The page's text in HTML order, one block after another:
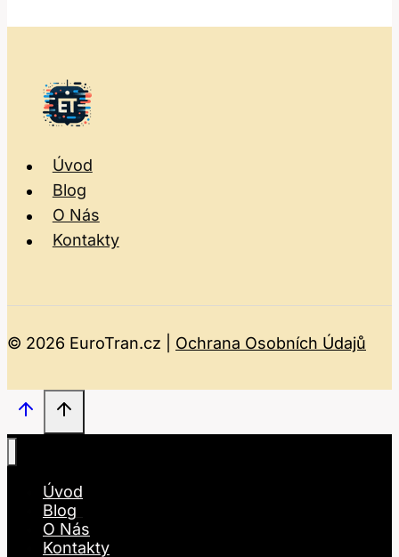
Úvod
Blog
O Nás
Kontakty
© 2026 EuroTran.cz | Ochrana Osobních Údajů
Úvod
Blog
O Nás
Kontakty